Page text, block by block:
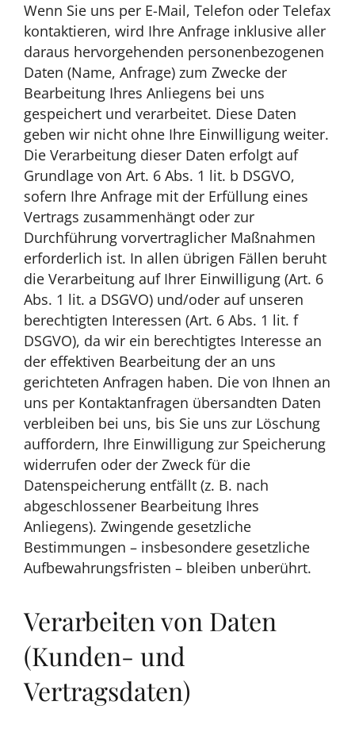
Wenn Sie uns per E-Mail, Telefon oder Telefax
kontaktieren, wird Ihre Anfrage inklusive aller
daraus hervorgehenden personenbezogenen
Daten (Name, Anfrage) zum Zwecke der
Bearbeitung Ihres Anliegens bei uns
gespeichert und verarbeitet. Diese Daten
geben wir nicht ohne Ihre Einwilligung weiter.
Die Verarbeitung dieser Daten erfolgt auf
Grundlage von Art. 6 Abs. 1 lit. b DSGVO,
sofern Ihre Anfrage mit der Erfüllung eines
Vertrags zusammenhängt oder zur
Durchführung vorvertraglicher Maßnahmen
erforderlich ist. In allen übrigen Fällen beruht
die Verarbeitung auf Ihrer Einwilligung (Art. 6
Abs. 1 lit. a DSGVO) und/oder auf unseren
berechtigten Interessen (Art. 6 Abs. 1 lit. f
DSGVO), da wir ein berechtigtes Interesse an
der effektiven Bearbeitung der an uns
gerichteten Anfragen haben. Die von Ihnen an
uns per Kontaktanfragen übersandten Daten
verbleiben bei uns, bis Sie uns zur Löschung
auffordern, Ihre Einwilligung zur Speicherung
widerrufen oder der Zweck für die
Datenspeicherung entfällt (z. B. nach
abgeschlossener Bearbeitung Ihres
Anliegens). Zwingende gesetzliche
Bestimmungen – insbesondere gesetzliche
Aufbewahrungsfristen – bleiben unberührt.
Verarbeiten von Daten
(Kunden- und
Vertragsdaten)